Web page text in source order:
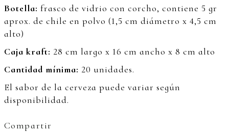
Botella: frasco de vidrio con corcho, contiene 5 gr
aprox. de chile en polvo (1,5 cm diámetro x 4,5 cm
alto)
Caja kraft: 28 cm largo x 16 cm ancho x 8 cm alto
Cantidad mínima: 20 unidades.
El sabor de la cerveza puede variar según
disponibilidad.
Compartir